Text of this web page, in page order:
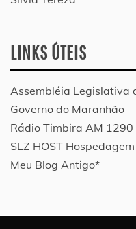
LINKS ÚTEIS
Assembléia Legislativa
Governo do Maranhão
Rádio Timbira AM 1290
SLZ HOST
Meu Blog Antigo*